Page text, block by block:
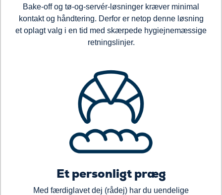
Bake-off og tø-og-servér-løsninger kræver minimal
kontakt og håndtering. Derfor er netop denne løsning
et oplagt valg i en tid med skærpede hygiejnemæssige
retningslinjer.
Et personligt præg
Med færdiglavet dej (rådej) har du uendelige